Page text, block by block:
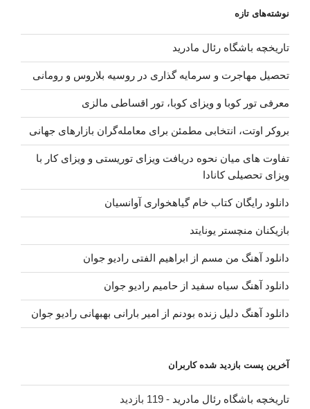
و
علی
اردوان
–
کراشم
نوشته‌های تازه
تاریخچه باشگاه رئال مادرید
تحصیل مهاجرت و سرمایه گذاری در روسیه بلاروس و رومانی
معرفی تور کوبا و ویزای کوبا، تور اقساطی مالزی
بروکر اوتت، انتخابی مطمئن برای معامله‌گران بازارهای جهانی
تفاوت های میان نحوه دریافت ویزای توریستی و ویزای کار با
ویزای تحصیلی کانادا
دانلود رایگان کتاب خام گیاهخواری آوانسیان
بازیکنان منچستر یونایتد
دانلود آهنگ من مسم از ابراهیم الفتی رادیو جوان
دانلود آهنگ سیاه سفید از حامیم رادیو جوان
دانلود آهنگ دلیل زنده بودنم از امیر بارانی بهبهانی رادیو جوان
آخرین پست بازدید شده کاربران
تاریخچه باشگاه رئال مادرید - 119 بازدید